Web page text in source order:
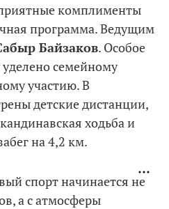
комплименты
программа. Ведущим
Байзаков. Особое
семейному
участию. В
детские дистанции,
ходьба и
на 4,2 км.
спорт начинается не
а с атмосферы